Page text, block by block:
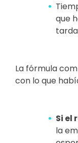
que
La fórmula
con lo que
Si el
la